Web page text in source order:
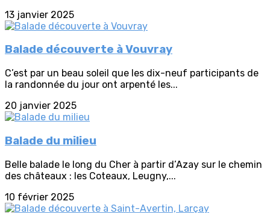
13 janvier 2025
Balade découverte à Vouvray
C’est par un beau soleil que les dix-neuf participants de
la randonnée du jour ont arpenté les...
20 janvier 2025
Balade du milieu
Belle balade le long du Cher à partir d’Azay sur le chemin
des châteaux : les Coteaux, Leugny,...
10 février 2025